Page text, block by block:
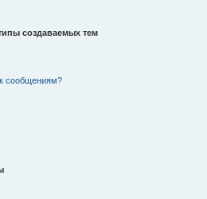
создаваемых тем
сообщениям?